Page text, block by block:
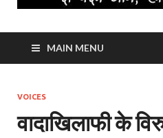
MAIN MENU
VOICES
वादाखिलाफी के